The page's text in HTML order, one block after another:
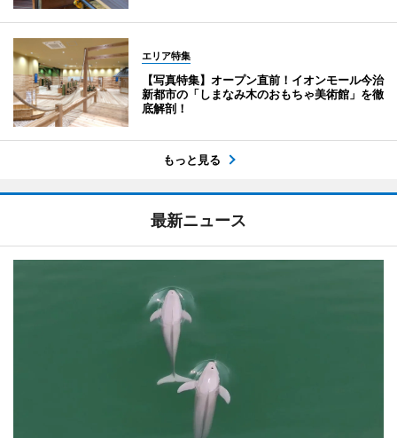
エリア特集
【写真特集】オープン直前！イオンモール今治
新都市の「しまなみ木のおもちゃ美術館」を徹
底解剖！
もっと見る
最新ニュース